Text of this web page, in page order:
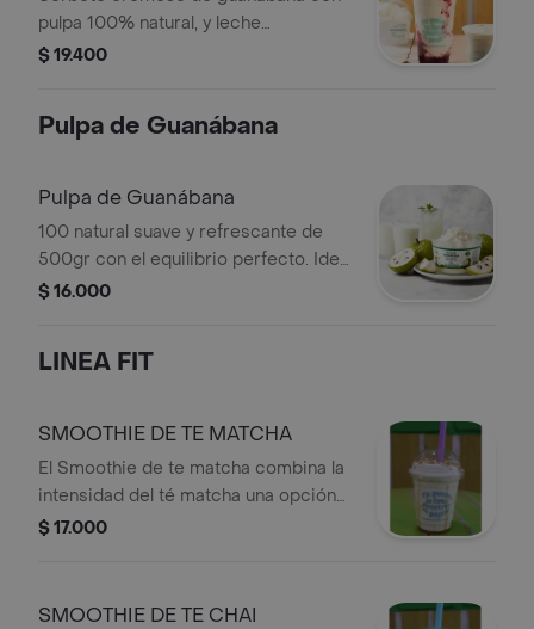
pulpa 100% natural, y leche
deslactosada acompañado de salsa
crujiente y un delicioso arequipe.
$ 19.400
Pulpa de Guanábana
Pulpa de Guanábana
100 natural suave y refrescante de
500gr con el equilibrio perfecto. Ideal
para jugos, batidos y postres
$ 16.000
LINEA FIT
SMOOTHIE DE TE MATCHA
El Smoothie de te matcha combina la
intensidad del té matcha una opción
refrescante y equilibrada, perfecta
$ 17.000
SMOOTHIE DE TE CHAI